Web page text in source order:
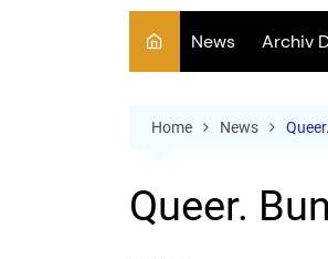
News Archiv
Home News
Queer.